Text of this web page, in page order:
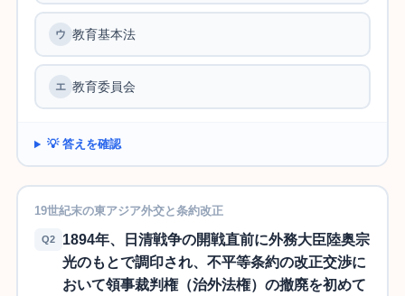
ウ 教育基本法
エ 教育委員会
💡 答えを確認
19世紀末の東アジア外交と条約改正
Q2
1894年、日清戦争の開戦直前に外務大臣陸奥宗
光のもとで調印され、不平等条約の改正交渉に
おいて領事裁判権（治外法権）の撤廃を初めて